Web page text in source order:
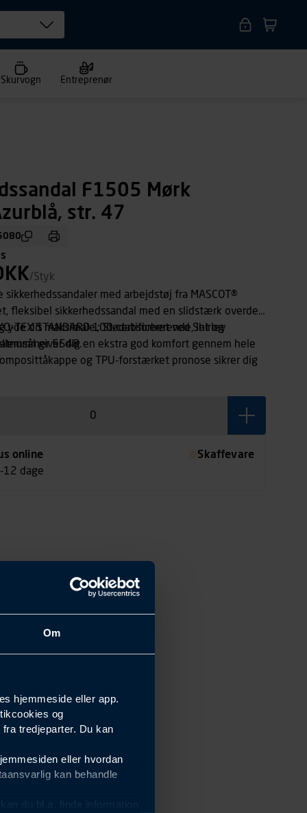
Om
hjemmeside eller app.
og
tredjeparter. Du kan
eller hvordan
kan behandle
du bl.a. finde information
Skurvogn Entreprenør
F1505 Mørk
str. 47
/Styk
sikkerhedssandaler med arbejdstøj fra MASCOT®
fleksibel sikkerhedssandal med en slidstærk overdel,
yde dit maksimale.; Stødabsorberende, let og
giver dig en ekstra god komfort gennem hele
og TPU-forstærket pronose sikrer dig
og gør skoen ekstra slidstærk.; Skridsikker
TEX STANDARD 100-certificeret ved Shirley
5548.
online
12 dage
Skaffevare